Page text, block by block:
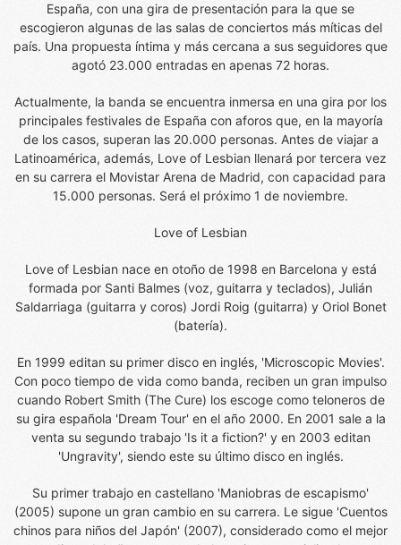
España, con una gira de presentación para la que se
escogieron algunas de las salas de conciertos más míticas del
país. Una propuesta íntima y más cercana a sus seguidores que
agotó 23.000 entradas en apenas 72 horas.
Actualmente, la banda se encuentra inmersa en una gira por los
principales festivales de España con aforos que, en la mayoría
de los casos, superan las 20.000 personas. Antes de viajar a
Latinoamérica, además, Love of Lesbian llenará por tercera vez
en su carrera el Movistar Arena de Madrid, con capacidad para
15.000 personas. Será el próximo 1 de noviembre.
Love of Lesbian
Love of Lesbian nace en otoño de 1998 en Barcelona y está
formada por Santi Balmes (voz, guitarra y teclados), Julián
Saldarriaga (guitarra y coros) Jordi Roig (guitarra) y Oriol Bonet
(batería).
En 1999 editan su primer disco en inglés, 'Microscopic Movies'.
Con poco tiempo de vida como banda, reciben un gran impulso
cuando Robert Smith (The Cure) los escoge como teloneros de
su gira española 'Dream Tour' en el año 2000. En 2001 sale a la
venta su segundo trabajo 'Is it a fiction?' y en 2003 editan
'Ungravity', siendo este su último disco en inglés.
Su primer trabajo en castellano 'Maniobras de escapismo'
(2005) supone un gran cambio en su carrera. Le sigue 'Cuentos
chinos para niños del Japón' (2007), considerado como el mejor